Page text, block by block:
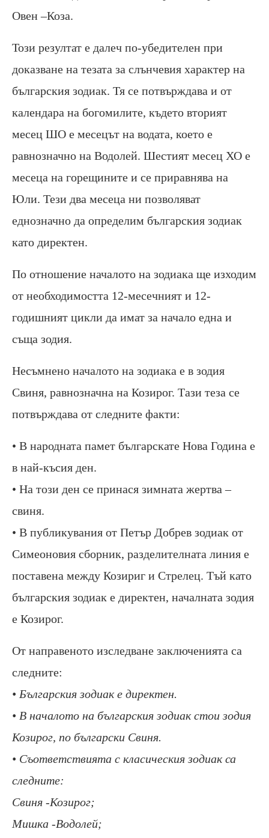
Овен –Коза.
Този резултат е далеч по-убедителен при
доказване на тезата за слънчевия характер на
българския зодиак. Тя се потвърждава и от
календара на богомилите, където вторият
месец ШО е месецът на водата, което е
равнозначно на Водолей. Шестият месец ХО е
месеца на горещините и се приравнява на
Юли. Тези два месеца ни позволяват
еднозначно да определим българския зодиак
като директен.
По отношение началото на зодиака ще изходим
от необходимостта 12-месечният и 12-
годишният цикли да имат за начало една и
съща зодия.
Несъмнено началото на зодиака е в зодия
Свиня, равнозначна на Козирог. Тази теза се
потвърждава от следните факти:
• В народната памет българскате Нова Година е
в най-късия ден.
• На този ден се принася зимната жертва –
свиня.
• В публикувания от Петър Добрев зодиак от
Симеоновия сборник, разделителната линия е
поставена между Козириг и Стрелец. Тъй като
българския зодиак е директен, началната зодия
е Козирог.
От направеното изследване заключенията са
следните:
• Българския зодиак е директен.
• В началото на българския зодиак стои зодия
Козирог, по български Свиня.
• Съответствията с класическия зодиак са
следните:
Свиня -Козирог;
Мишка -Водолей;